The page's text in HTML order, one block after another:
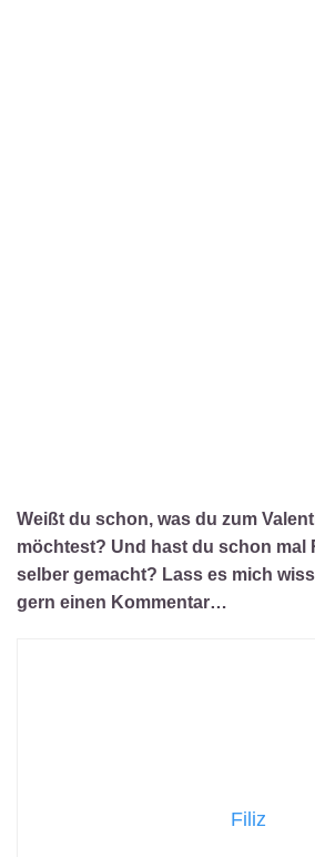
Weißt du schon, was du zum
möchtest? Und hast du schon mal
selber gemacht? Lass es mich
gern einen Kommentar…
Filiz